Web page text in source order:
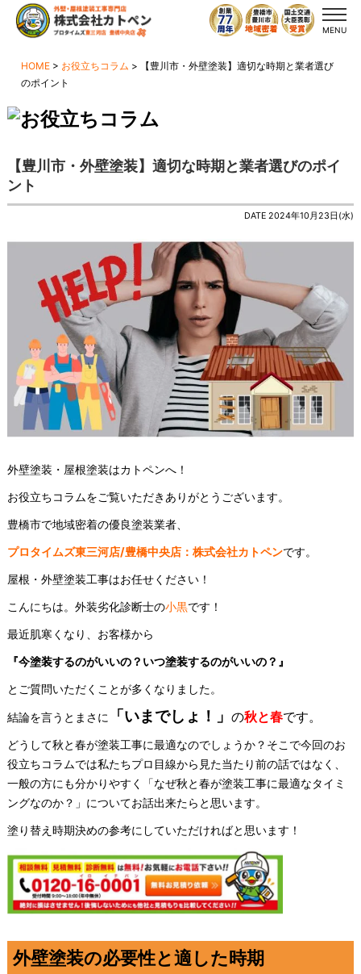
MENU
HOME > お役立ちコラム >
【豊川市・外壁塗装】適切な時期と業者選び
のポイント
【豊川市・外壁塗装】適切な時期と業者選びのポイ
ント
DATE 2024年10月23日(水)
外壁塗装・屋根塗装はカトペンへ！
お役立ちコラムをご覧いただきありがとうございます。
豊橋市で地域密着の優良塗装業者、
プロタイムズ東三河店/豊橋中央店：株式会社カトペンです。
屋根・外壁塗装工事はお任せください！
こんにちは。外装劣化診断士の小黒です！
最近肌寒くなり、お客様から
『今塗装するのがいいの？いつ塗装するのがいいの？』
とご質問いただくことが多くなりました。
結論を言うとまさに 「いまでしょ！」 の秋と春です。
どうして秋と春が塗装工事に最適なのでしょうか？そこで今回のお
役立ちコラムでは私たちプロ目線から見た当たり前の話ではなく、
一般の方にも分かりやすく「なぜ秋と春が塗装工事に最適なタイミ
ングなのか？」についてお話出来たらと思います。
塗り替え時期決めの参考にしていただければと思います！
外壁塗装の必要性と適した時期